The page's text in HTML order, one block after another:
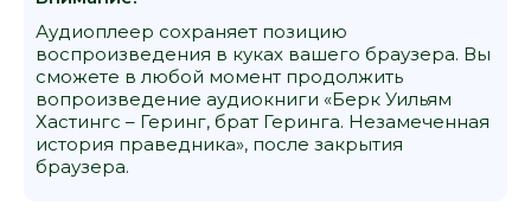
Аудиоплеер сохраняет позицию
воспроизведения в куках вашего браузера. Вы
сможете в любой момент продолжить
вопроизведение аудиокниги «Берк Уильям
Хастингс – Геринг, брат Геринга. Незамеченная
история праведника», после закрытия
браузера.